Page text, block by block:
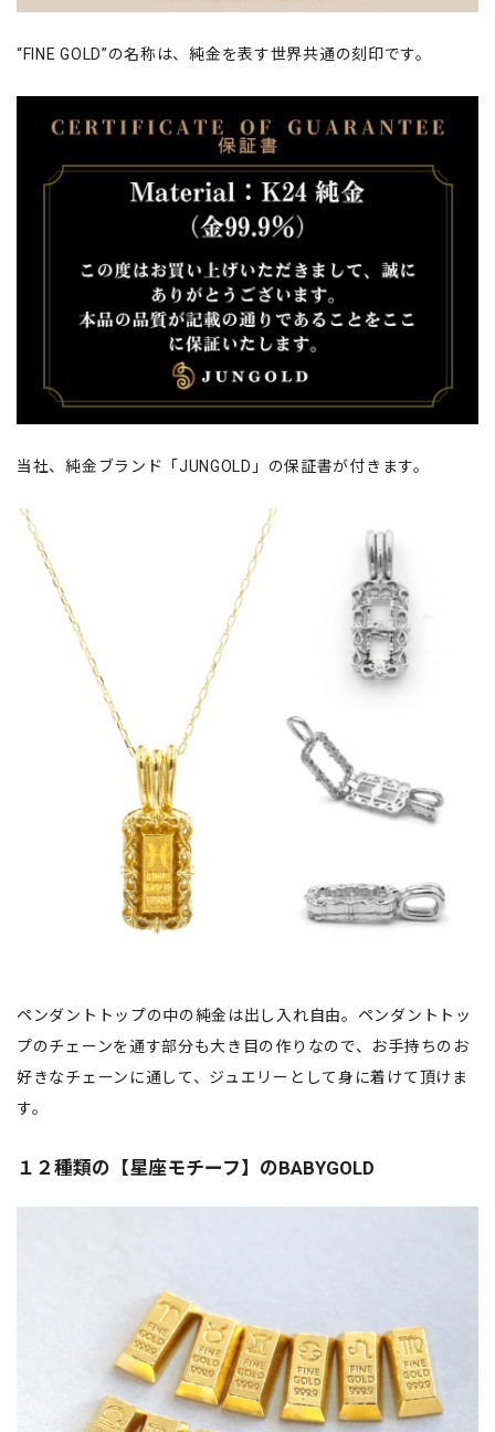
“FINE GOLD”の名称は、純金を表す世界共通の刻印です。
当社、純金ブランド「JUNGOLD」の保証書が付きます。
ペンダントトップの中の純金は出し入れ自由。ペンダントトッ
プのチェーンを通す部分も大き目の作りなので、お手持ちのお
好きなチェーンに通して、ジュエリーとして身に着けて頂けま
す。
１２種類の【星座モチーフ】のBABYGOLD